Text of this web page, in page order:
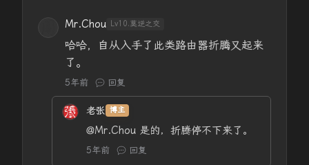
Mr.Chou Lv10.莫逆之交
哈哈，自从入手了此类路由器折腾又起来
了。
5年前 回复
老张 博主
@Mr.Chou 是的，折腾停不下来了。
5年前 回复